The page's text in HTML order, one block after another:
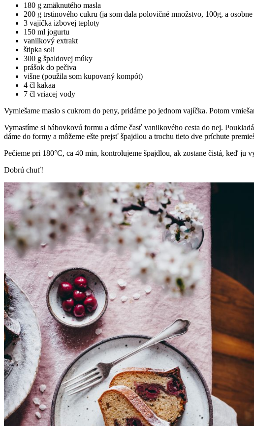
180 g zmäknutého masla
200 g trstinového cukru (ja som dala polovičné množstvo, 100g, a
3 vajíčka izbovej teploty
150 ml jogurtu
vanilkový extrakt
štipka soli
300 g špaldovej múky
prášok do pečiva
višne (použila som kupovaný kompót)
4 čl kakaa
7 čl vriacej vody
Vymiešame maslo s cukrom do peny, pridáme po jednom vajíčka. Potom
Vymastíme si bábovkovú formu a dáme časť vanilkového cesta do nej.
dáme do formy a môžeme ešte prejsť špajdlou a trochu tieto dve príchute
Pečieme pri 180°C, ca 40 min, kontrolujeme špajdlou, ak zostane čistá, keď ju
Dobrú chuť!